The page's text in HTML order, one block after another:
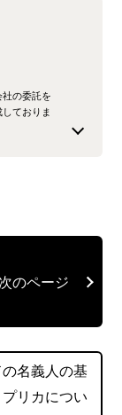
の委託を
ておりま
名義人の基
リカについ